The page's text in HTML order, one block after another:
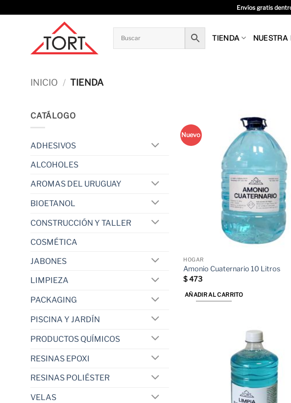
al
Envíos gratis
TIENDA
INICIO / TIENDA
CATÁLOGO
ADHESIVOS
ALCOHOLES
AROMAS DEL URUGUAY
BIOETANOL
CONSTRUCCIÓN Y TALLER
COSMÉTICA
JABONES
LIMPIEZA
PACKAGING
PISCINA Y JARDÍN
PRODUCTOS QUÍMICOS
RESINAS EPOXI
RESINAS POLIÉSTER
VELAS
Nuevo
HOGAR
Amonio Cuaternario 10 Litros
$473
AÑADIR AL CARRITO